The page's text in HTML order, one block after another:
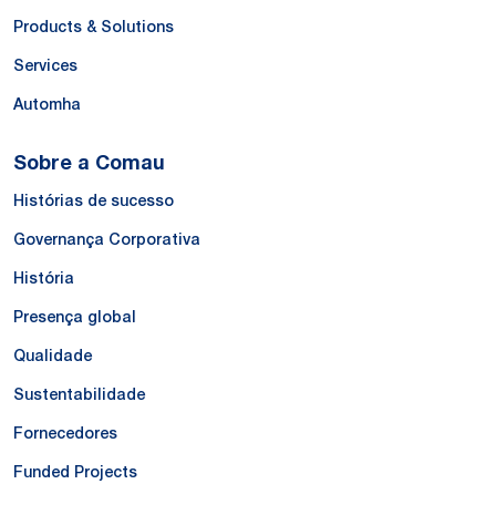
Products & Solutions
Services
Automha
Sobre a Comau
Histórias de sucesso
Governança Corporativa
História
Presença global
Qualidade
Sustentabilidade
Fornecedores
Funded Projects